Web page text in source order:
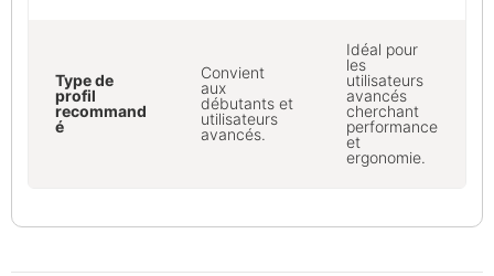
Type de
profil
recommand
é
Convient
aux
débutants et
utilisateurs
avancés.
Idéal pour
les
utilisateurs
avancés
cherchant
performance
et
ergonomie.